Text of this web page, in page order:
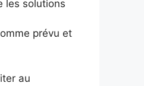
les solutions
prévu et
au